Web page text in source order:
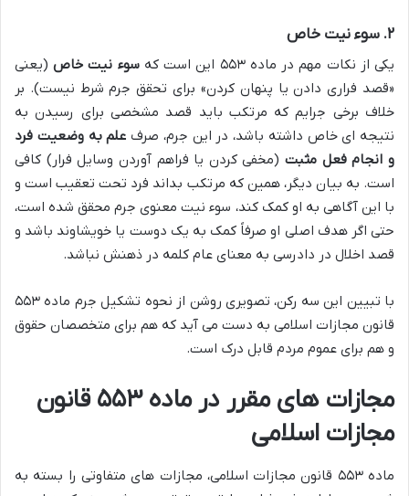
۲. سوء نیت خاص
یکی از نکات مهم در ماده ۵۵۳ این است که سوء نیت خاص(یعنی
«قصد فراری دادن یا پنهان کردن» برای تحقق جرم شرط نیست). بر
خلاف برخی جرایم که مرتکب باید قصد مشخصی برای رسیدن به
نتیجه ای خاص داشته باشد، در این جرم، صرف علم به وضعیت فرد
و انجام فعل مثبت(مخفی کردن یا فراهم آوردن وسایل فرار) کافی
است. به بیان دیگر، همین که مرتکب بداند فرد تحت تعقیب است و
با این آگاهی به او کمک کند، سوء نیت معنوی جرم محقق شده است،
حتی اگر هدف اصلی او صرفاً کمک به یک دوست یا خویشاوند باشد و
قصد اخلال در دادرسی به معنای عام کلمه در ذهنش نباشد.
با تبیین این سه رکن، تصویری روشن از نحوه تشکیل جرم ماده ۵۵۳
قانون مجازات اسلامی به دست می آید که هم برای متخصصان حقوق
و هم برای عموم مردم قابل درک است.
مجازات های مقرر در ماده ۵۵۳ قانون
مجازات اسلامی
ماده ۵۵۳ قانون مجازات اسلامی، مجازات های متفاوتی را بسته به